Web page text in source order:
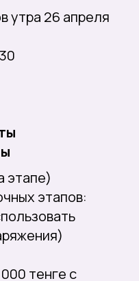
утра 26 апреля
этапе)
этапов:
тенге с